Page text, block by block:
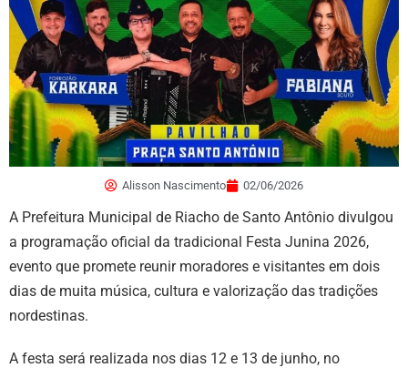
Alisson Nascimento 02/06/2026
A Prefeitura Municipal de Riacho de Santo Antônio divulgou
a programação oficial da tradicional Festa Junina 2026,
evento que promete reunir moradores e visitantes em dois
dias de muita música, cultura e valorização das tradições
nordestinas.
A festa será realizada nos dias 12 e 13 de junho, no